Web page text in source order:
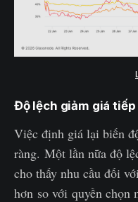
Độ lệch giảm giá
Việc định giá lại biến
ràng. Một lần nữa độ
cho thấy nhu cầu đối
hơn so với quyền chọn